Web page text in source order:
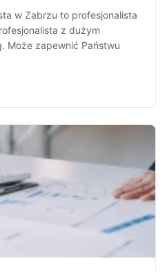
w Zabrzu to profesjonalista
z dużym
Może zapewnić Państwu